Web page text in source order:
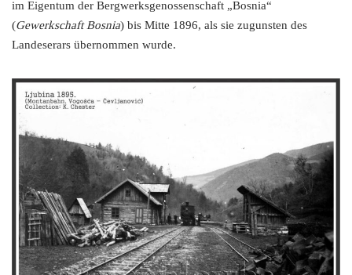
im Eigentum der Bergwerksgenossenschaft „Bosnia“
(Gewerkschaft Bosnia) bis Mitte 1896, als sie zugunsten des
Landeserars übernommen wurde.